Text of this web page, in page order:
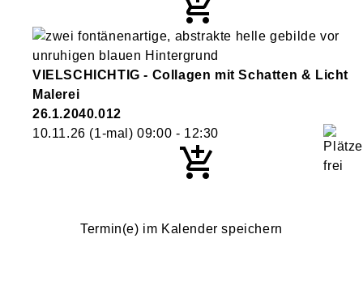
VIELSCHICHTIG - Collagen mit Schatten & Licht
Malerei
26.1.2040.012
10.11.26 (1-mal)09:00 - 12:30
Termin(e) im Kalender speichern